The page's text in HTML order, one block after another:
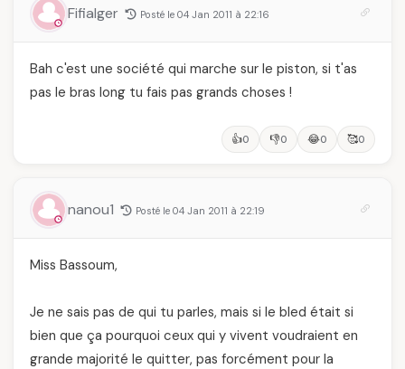
Fifialger Posté le 04 Jan 2011 à 22:16
Bah c'est une société qui marche sur le piston, si t'as
pas le bras long tu fais pas grands choses !
👍0 👎0 😂0 🥰0
nanou1 Posté le 04 Jan 2011 à 22:19
Miss Bassoum,
Je ne sais pas de qui tu parles, mais si le bled était si
bien que ça pourquoi ceux qui y vivent voudraient en
grande majorité le quitter, pas forcément pour la